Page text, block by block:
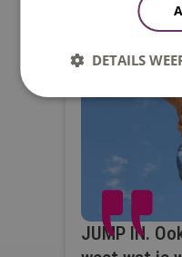
JUMP IN.
DETAILS